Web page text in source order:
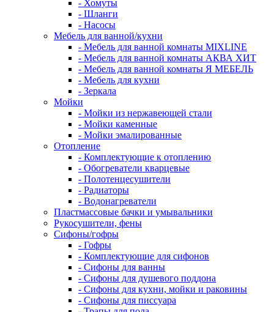
- Хомуты
- Шланги
- Насосы
Мебель для ванной/кухни
- Мебель для ванной комнаты MIXLINE
- Мебель для ванной комнаты АКВА ХИТ
- Мебель для ванной комнаты Я МЕБЕЛЬ
- Мебель для кухни
- Зеркала
Мойки
- Мойки из нержавеющей стали
- Мойки каменные
- Мойки эмалированные
Отопление
- Комплектующие к отоплению
- Обогреватели кварцевые
- Полотенцесушители
- Радиаторы
- Водонагреватели
Пластмассовые бачки и умывальники
Рукосушители, фены
Сифоны/гофры
- Гофры
- Комплектующие для сифонов
- Сифоны для ванны
- Сифоны для душевого поддона
- Сифоны для кухни, мойки и раковины
- Сифоны для писсуара